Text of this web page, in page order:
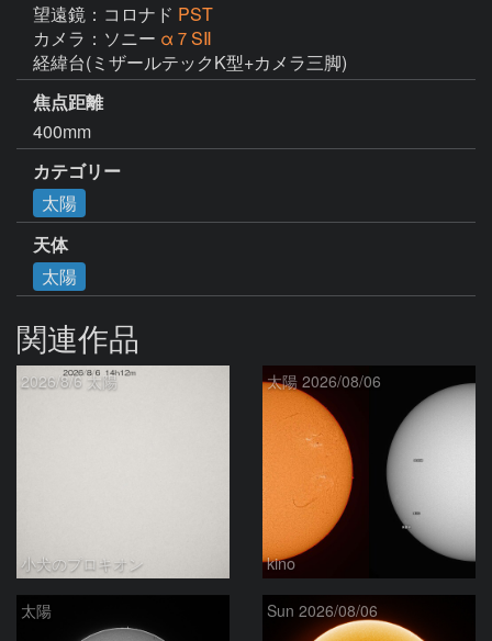
望遠鏡：コロナド PST
カメラ：ソニー α７SⅡ
経緯台(ミザールテックK型+カメラ三脚)
焦点距離
400mm
カテゴリー
太陽
天体
太陽
関連作品
2026/8/6 太陽
小犬のプロキオン
太陽 2026/08/06
kino
太陽 Sun 2026/08/06